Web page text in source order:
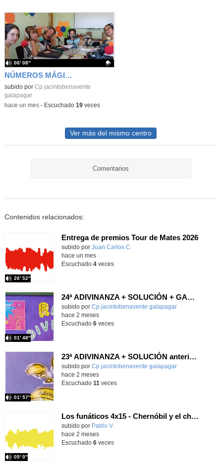
NÚMEROS MÁGICOS
Contenido educativo.
subido por Cp jacintobenavente
galapagar
06′ 08″
-hace un mes- Escuchado 19veces
Ver más del mismo centro
Comentarios
Contenidos relacionados:
Entrega de premios Tour de Mates 2026
Contenido educativo.
subido por Juan Carlos C.
26′ 52″
hace un mes
Escuchado 4veces
24ª ADIVINANZA + SOLUCIÓN + GANADORES
Contenido educativo.
subido por Cp jacintobenavente galapagar
01′ 48″
-
hace 2 meses
Escuchado 6veces
23ª ADIVINANZA + SOLUCIÓN anterior + GANADORES
Contenido educativo.
subido por Cp jacintobenavente galapagar
01′ 57″
-
hace 2 meses
Escuchado 11 veces
Los funáticos 4x15 - Chernóbil y el chiste del ahorro
Contenido educativo.
subido por Pablo V.
05′ 0″
hace 2 meses
Escuchado 6veces